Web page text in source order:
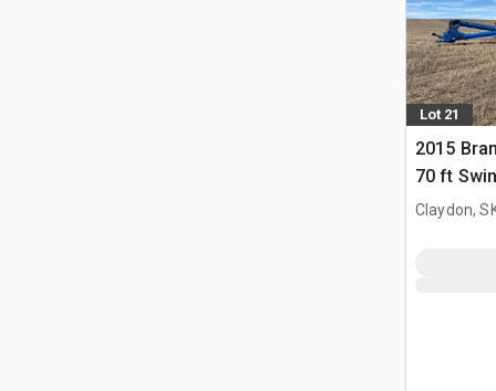
Lot 21
2015
70 ft
Claydon,